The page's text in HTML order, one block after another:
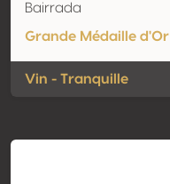
Bairrada
Grande Médaille d'Or
Vin - Tranquille